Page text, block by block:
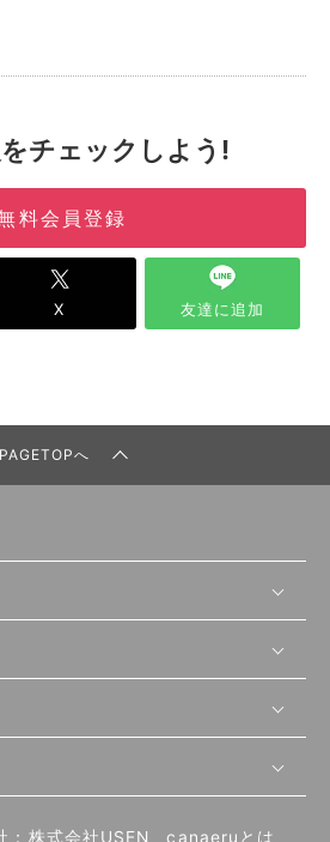
チェックしよう!
料会員登録
X 友達に追加
PAGETOPへ
（外部サイト）
：株式会社USEN canaeruとは